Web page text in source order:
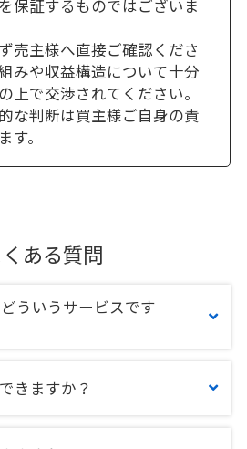
保証するものではございま
売主様へ直接ご確認くださ
みや収益構造について十分
上で交渉されてください。
な判断は買主様ご自身の責
。
ある質問
ういうサービスです
きますか？